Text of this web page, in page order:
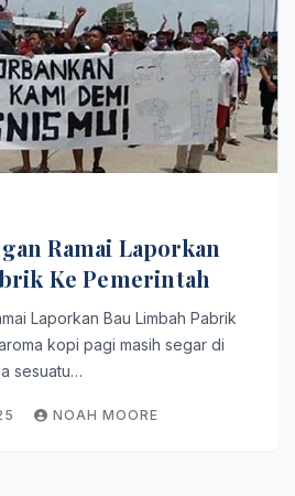
Ramai Laporkan
Ke Pemerintah
Laporkan Bau Limbah Pabrik
kopi pagi masih segar di
sesuatu…
NOAH MOORE